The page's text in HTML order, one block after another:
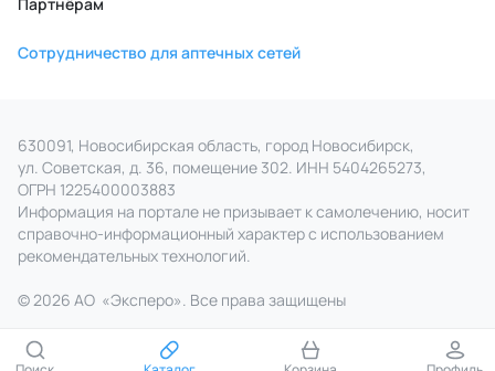
Сотрудничество для аптечных сетей
630091, Новосибирская область, город Новосибирск,
ул. Советская, д. 36, помещение 302. ИНН 5404265273,
ОГРН 1225400003883
Информация на портале не призывает к самолечению, носит
справочно‑информационный характер с использованием
рекомендательных технологий.
© 2026 АО «Эксперо». Все права защищены